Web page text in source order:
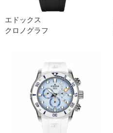
エドックス
クロノグラフ